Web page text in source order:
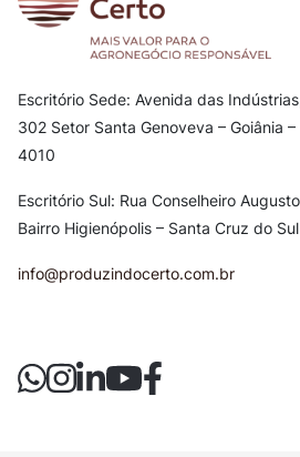
Escritório Sede: Avenida das
302 Setor Santa Genoveva – Goiânia
4010
Escritório Sul: Rua Conselheiro
Bairro Higienópolis – Santa Cruz do Sul
info@produzindocerto.com.br